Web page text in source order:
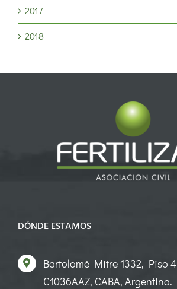
2017
2018
DÓNDE ESTAMOS
Bartolomé Mitre 1332, Piso 4
C1036AAZ, CABA, Argentina.